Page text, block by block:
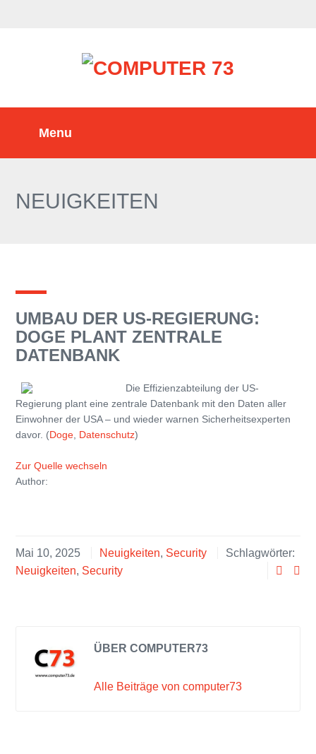
NEUIGKEITEN
UMBAU DER US-REGIERUNG:
DOGE PLANT ZENTRALE
DATENBANK
Die Effizienzabteilung der US-
Regierung plant eine zentrale Datenbank mit den Daten aller
Einwohner der USA – und wieder warnen Sicherheitsexperten
davor. (Doge Datenschutz)
Zur Quelle wechseln
Author:
Mai 10, 2025 Neuigkeiten, Security
Schlagwörter:
Neuigkeiten, Security
ÜBER COMPUTER73
Alle Beiträge von computer73